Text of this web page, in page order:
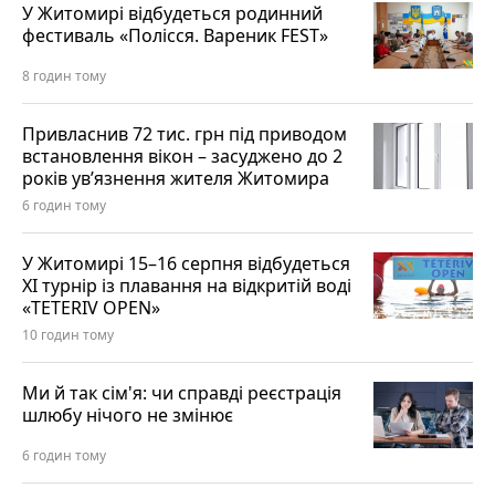
У Житомирі відбудеться родинний
фестиваль «Полісся. Вареник FEST»
8 годин тому
Привласнив 72 тис. грн під приводом
встановлення вікон – засуджено до 2
років ув’язнення жителя Житомира
6 годин тому
У Житомирі 15–16 серпня відбудеться
XI турнір із плавання на відкритій воді
«TETERIV OPEN»
10 годин тому
Ми й так сім'я: чи справді реєстрація
шлюбу нічого не змінює
6 годин тому